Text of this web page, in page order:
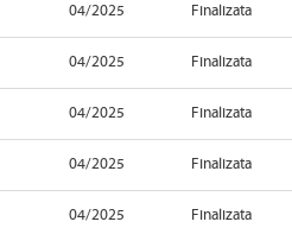
04/2025 Finalizata
04/2025 Finalizata
04/2025 Finalizata
04/2025 Finalizata
04/2025 Finalizata